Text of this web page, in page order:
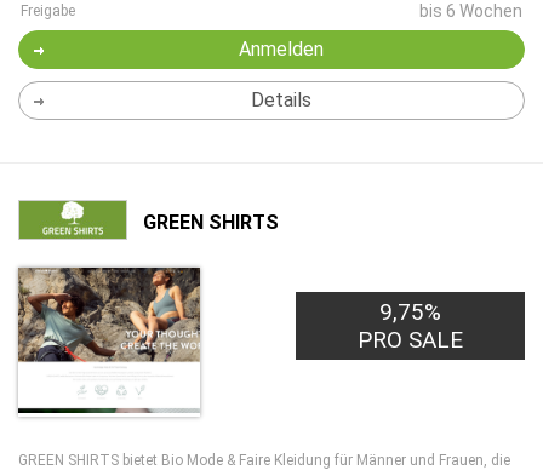
Freigabe bis 6 Wochen
Anmelden
Details
GREEN SHIRTS
9,75%
PRO SALE
GREEN SHIRTS bietet Bio Mode & Faire Kleidung für Männer und Frauen, die